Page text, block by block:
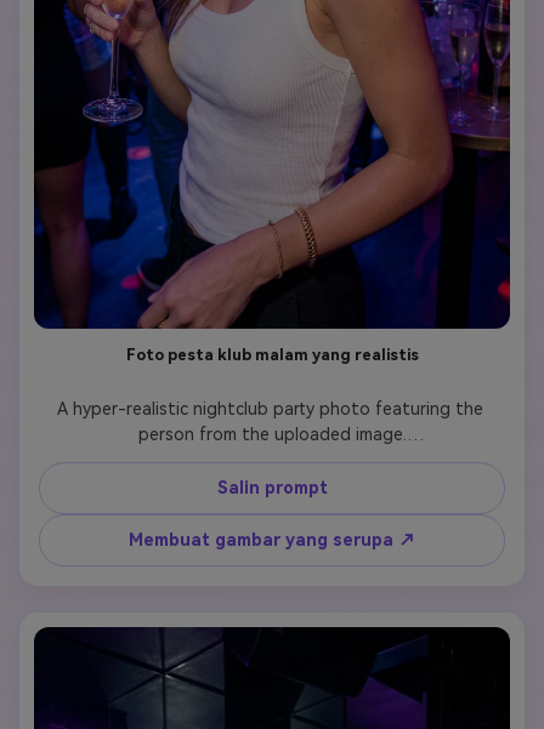
Foto pesta klub malam yang realistis
A hyper-realistic nightclub party photo featuring the
person from the uploaded image.
Keep the person’s face, facial features, skin tone,
hairstyle, and body proportions exactly the same as the
reference photo.
Place the person inside a modern nightclub with neon
lights, colorful LED lighting, a lively dance floor, and
dancing, and cinematic lighting with natural shadows.
High-resolution photography, DSLR camera quality,
shallow depth of field, realistic skin texture, no cartoon
style, no illustration, no exaggeration.
Salin prompt
Membuat gambar yang serupa ↗